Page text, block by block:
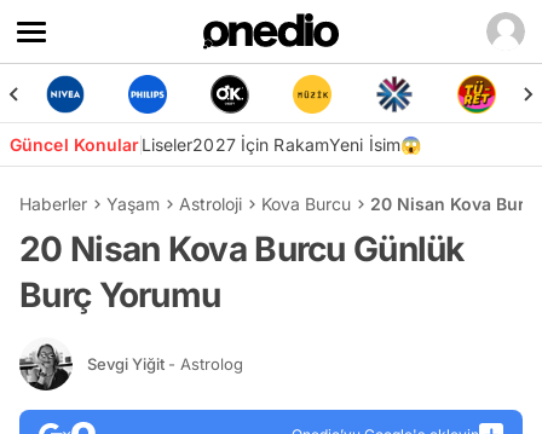
Güncel KonularLiseler2027 İçin RakamYeni İsim😱
Haberler Yaşam Astroloji Kova Burcu 20 Nisan Kova
20 Nisan Kova Burcu Günlük
Burç Yorumu
Sevgi Yiğit - Astrolog